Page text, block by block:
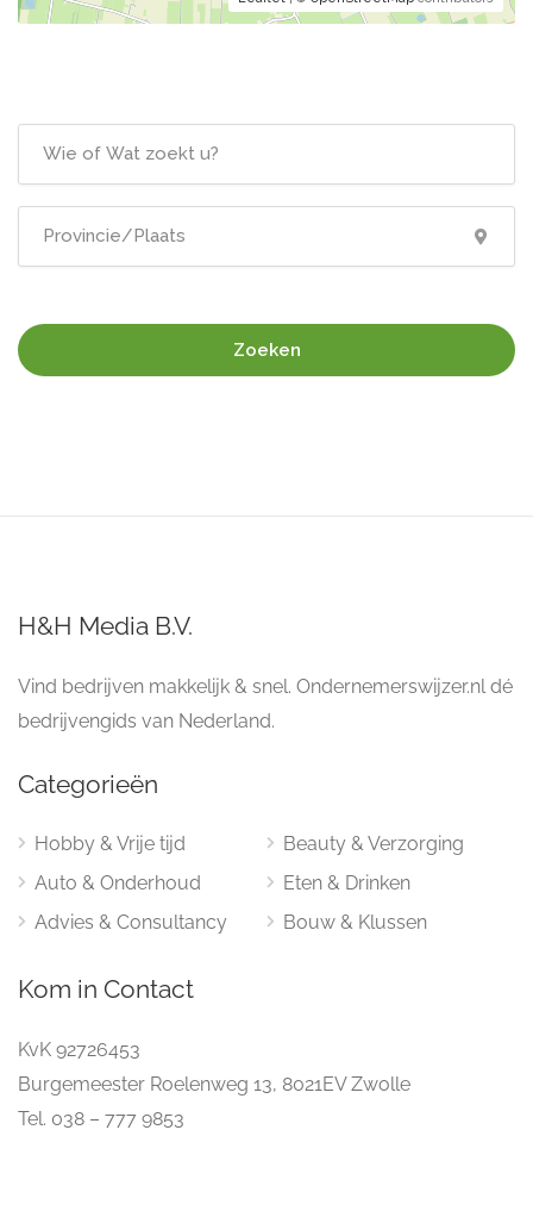
Zoeken
H&H Media B.V.
Vind bedrijven makkelijk & snel. Ondernemerswijzer.nl dé
bedrijvengids van Nederland.
Categorieën
Hobby & Vrije tijd
Auto & Onderhoud
Advies & Consultancy
Beauty & Verzorging
Eten & Drinken
Bouw & Klussen
Kom in Contact
KvK 92726453
Burgemeester Roelenweg 13, 8021EV Zwolle
Tel. 038 – 777 9853